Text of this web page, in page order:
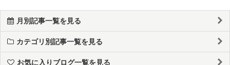
月別記事一覧を見る
カテゴリ別記事一覧を見る
お気に入りブログ一覧を見る